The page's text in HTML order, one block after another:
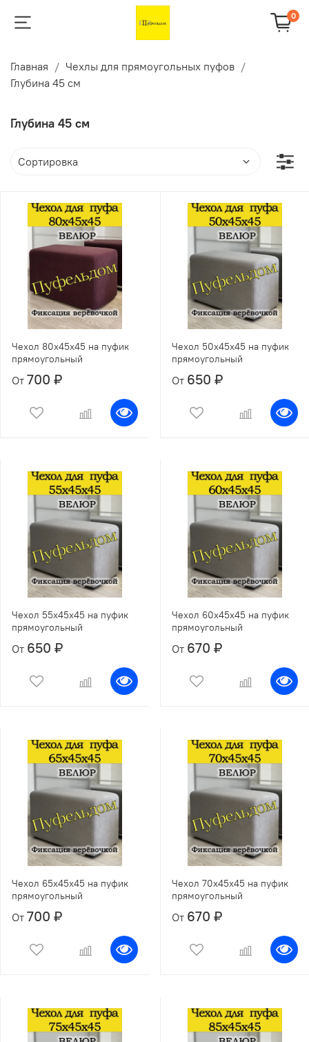
0
Главная
Чехлы для прямоугольных пуфов
Глубина 45 см
Глубина 45 см
Чехол 80х45х45 на пуфик
прямоугольный
От 700 ₽
Чехол 50х45х45 на пуфик
прямоугольный
От 650 ₽
Чехол 55х45х45 на пуфик
прямоугольный
От 650 ₽
Чехол 60х45х45 на пуфик
прямоугольный
От 670 ₽
Чехол 65х45х45 на пуфик
прямоугольный
От 700 ₽
Чехол 70х45х45 на пуфик
прямоугольный
От 670 ₽